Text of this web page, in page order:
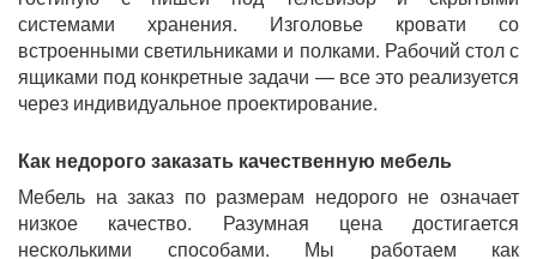
системами хранения. Изголовье кровати со
встроенными светильниками и полками. Рабочий стол с
ящиками под конкретные задачи — все это реализуется
через индивидуальное проектирование.
Как недорого заказать качественную мебель
Мебель на заказ по размерам недорого не означает
низкое качество. Разумная цена достигается
несколькими способами. Мы работаем как